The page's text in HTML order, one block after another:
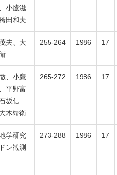
小鷹滋
田和夫
夫、大
255-264 1986 17
、小鷹
平野富
坂信
木靖衛
265-272 1986 17
学研究
ン観測
273-288 1986 17